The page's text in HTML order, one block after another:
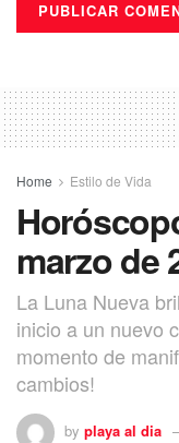
Home Estilo de Vida
marzo de
La Luna Nueva
inicio a un nuevo
momento de
cambios!
by playa al dia